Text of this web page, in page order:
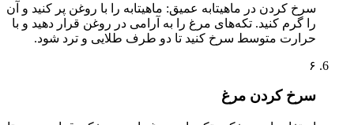
سرخ کردن در ماهیتابه عمیق: ماهیتابه را با روغن پر کنید و آن
را گرم کنید. تکه‌های مرغ را به آرامی در روغن قرار دهید و با
حرارت متوسط سرخ کنید تا دو طرف طلایی و ترد شود.
سرخ کردن مرغ